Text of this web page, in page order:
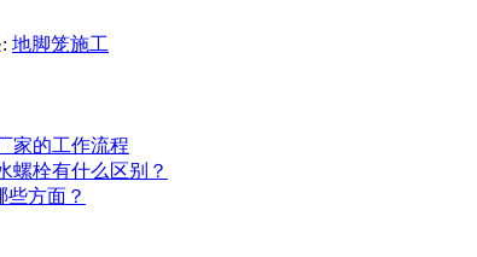
地脚笼施工
家的工作流程
螺栓有什么区别？
些方面？